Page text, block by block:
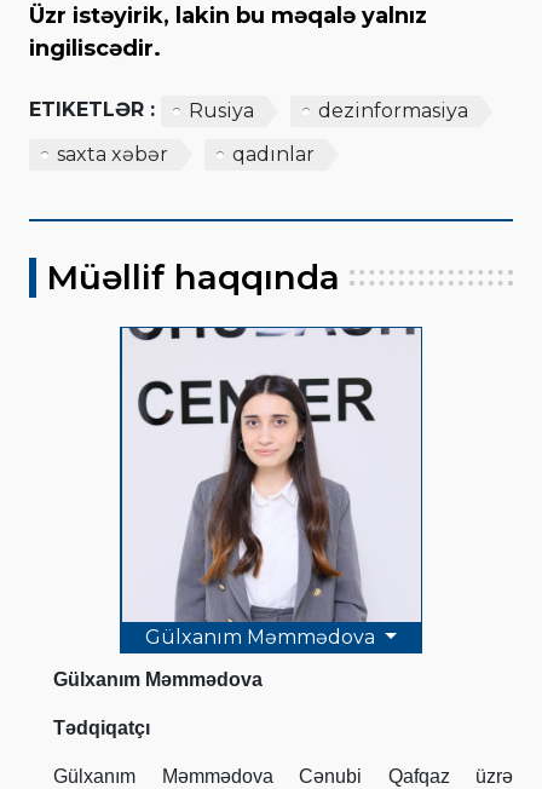
Üzr istəyirik, lakin bu məqalə yalnız
ingiliscədir.
ETIKETLƏR : Rusiya
dezinformasiya
saxta xəbər
qadınlar
Müəllif haqqında
Gülxanım Məmmədova
Gülxanım Məmmədova
Tədqiqatçı
Gülxanım Məmmədova Cənubi Qafqaz üzrə